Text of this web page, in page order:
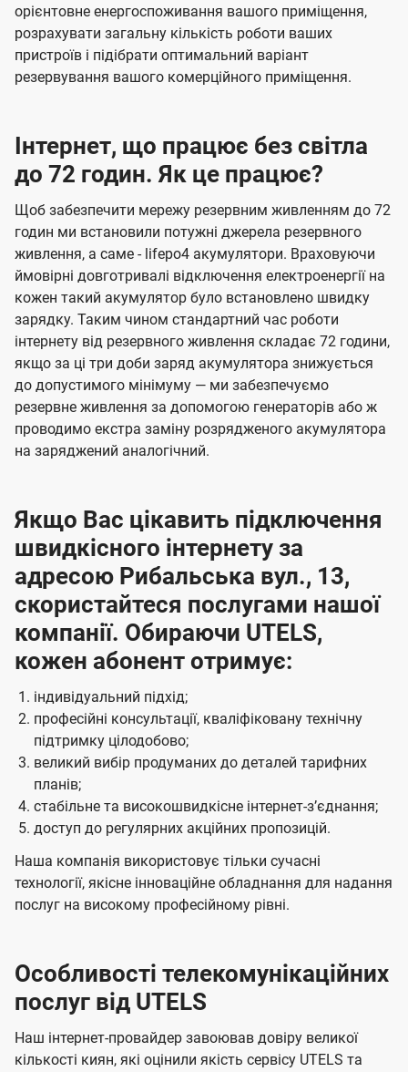
орієнтовне енергоспоживання вашого приміщення,
розрахувати загальну кількість роботи ваших
пристроїв і підібрати оптимальний варіант
резервування вашого комерційного приміщення.
Інтернет, що працює без світла
до 72 годин. Як це працює?
Щоб забезпечити мережу резервним живленням до 72
годин ми встановили потужні джерела резервного
живлення, а саме - lifepo4 акумулятори. Враховуючи
ймовірні довготривалі відключення електроенергії на
кожен такий акумулятор було встановлено швидку
зарядку. Таким чином стандартний час роботи
інтернету від резервного живлення складає 72 години,
якщо за ці три доби заряд акумулятора знижується
до допустимого мінімуму — ми забезпечуємо
резервне живлення за допомогою генераторів або ж
проводимо екстра заміну розрядженого акумулятора
на заряджений аналогічний.
Якщо Вас цікавить підключення
швидкісного інтернету за
адресою Рибальська вул., 13,
скористайтеся послугами нашої
компанії. Обираючи UTELS,
кожен абонент отримує:
індивідуальний підхід;
професійні консультації, кваліфіковану технічну
підтримку цілодобово;
великий вибір продуманих до деталей тарифних
планів;
стабільне та високошвидкісне інтернет-зʼєднання;
доступ до регулярних акційних пропозицій.
Наша компанія використовує тільки сучасні
технології, якісне інноваційне обладнання для надання
послуг на високому професійному рівні.
Особливості телекомунікаційних
послуг від UTELS
Наш інтернет-провайдер завоював довіру великої
кількості киян, які оцінили якість сервісу UTELS та